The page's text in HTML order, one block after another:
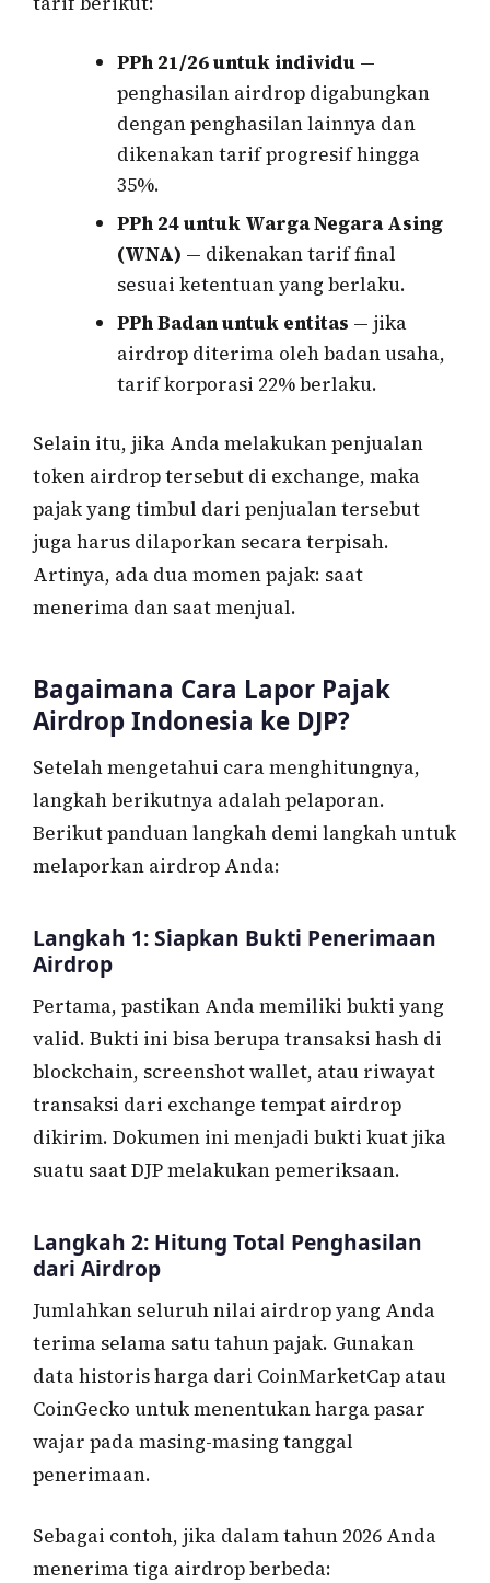
PPh 21/26 untuk individu—
penghasilan airdrop digabungkan
dengan penghasilan lainnya dan
dikenakan tarif progresif hingga
35%.
PPh 24 untuk Warga Negara Asing
(WNA) — dikenakan tarif final
sesuai ketentuan yang berlaku.
PPh Badan untuk entitas — jika
airdrop diterima oleh badan usaha,
tarif korporasi 22% berlaku.
Selain itu, jika Anda melakukan penjualan
token airdrop tersebut di exchange, maka
pajak yang timbul dari penjualan tersebut
juga harus dilaporkan secara terpisah.
Artinya, ada dua momen pajak: saat
menerima dan saat menjual.
Bagaimana Cara Lapor Pajak
Airdrop Indonesia ke DJP?
Setelah mengetahui cara menghitungnya,
langkah berikutnya adalah pelaporan.
Berikut panduan langkah demi langkah untuk
melaporkan airdrop Anda:
Langkah 1: Siapkan Bukti Penerimaan
Airdrop
Pertama, pastikan Anda memiliki bukti yang
valid. Bukti ini bisa berupa transaksi hash di
blockchain, screenshot wallet, atau riwayat
transaksi dari exchange tempat airdrop
dikirim. Dokumen ini menjadi bukti kuat jika
suatu saat DJP melakukan pemeriksaan.
Langkah 2: Hitung Total Penghasilan
dari Airdrop
Jumlahkan seluruh nilai airdrop yang Anda
terima selama satu tahun pajak. Gunakan
data historis harga dari CoinMarketCap atau
CoinGecko untuk menentukan harga pasar
wajar pada masing-masing tanggal
penerimaan.
Sebagai contoh, jika dalam tahun 2026 Anda
menerima tiga airdrop berbeda: